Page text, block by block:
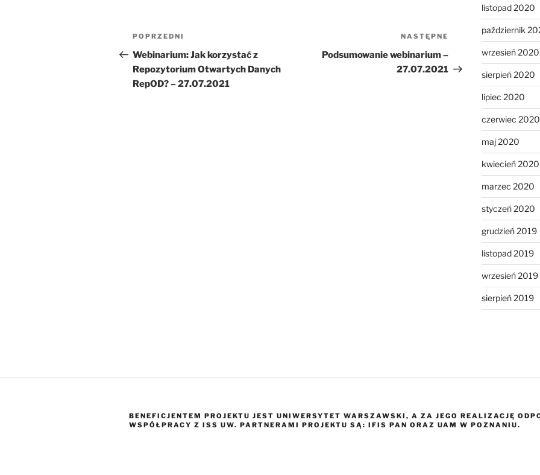
Nawigacja
wpisu
Poprzedni
wpis
POPRZEDNI
Webinarium: Jak korzystać z
Repozytorium Otwartych Danych
RepOD? – 27.07.2021
Następny
wpis
NASTĘPNE
Podsumowanie webinarium –
27.07.2021
listopad 2020
październik
wrzesień 2020
sierpień 2020
lipiec 2020
czerwiec 2020
maj 2020
kwiecień 2020
marzec 2020
styczeń 2020
grudzień 2019
listopad 2019
wrzesień 2019
sierpień 2019
BENEFICJENTEM PROJEKTU JEST UNIWERSYTET WARSZAWSKI, A ZA JEGO REALIZACJĘ
WSPÓŁPRACY Z ISS UW. PARTNERAMI PROJEKTU SĄ: IFIS PAN ORAZ UAM W POZNANIU.